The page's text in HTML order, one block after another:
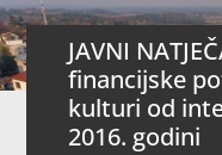
JAVNI
financijske
kulturi od
2016. godini